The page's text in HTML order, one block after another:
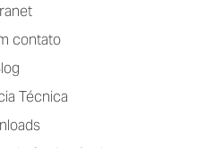
contato
Técnica